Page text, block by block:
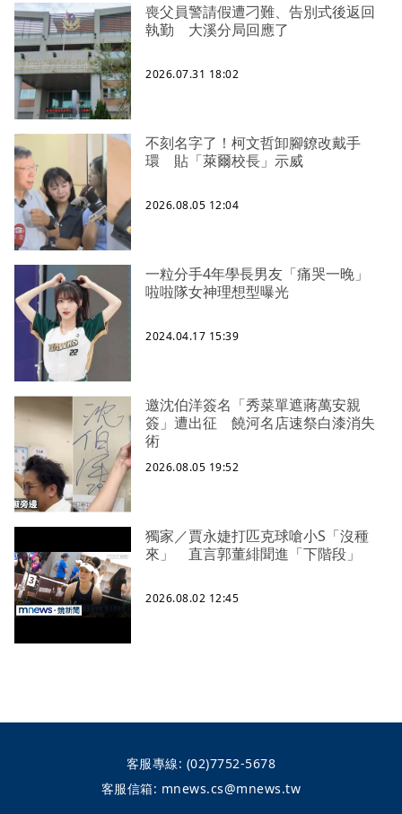
喪父員警請假遭刁難、告別式後返回
執勤 大溪分局回應了
2026.07.31 18:02
不刻名字了！柯文哲卸腳鐐改戴手
環 貼「萊爾校長」示威
2026.08.05 12:04
一粒分手4年學長男友「痛哭一晚」
啦啦隊女神理想型曝光
2024.04.17 15:39
邀沈伯洋簽名「秀菜單遮蔣萬安親
簽」遭出征 饒河名店速祭白漆消失
術
2026.08.05 19:52
獨家／賈永婕打匹克球嗆小S「沒種
來」 直言郭董緋聞進「下階段」
2026.08.02 12:45
客服專線: (02)7752-5678
客服信箱: mnews.cs@mnews.tw